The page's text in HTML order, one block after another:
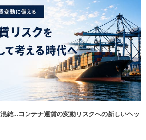
雑…コンテナ運賃の変動リスクへの新しいヘッ